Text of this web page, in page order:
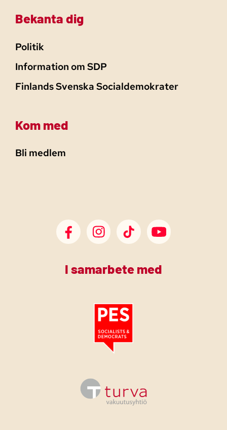
Bekanta dig
Politik
Information om SDP
Finlands Svenska Socialdemokrater
Kom med
Bli medlem
SDP Facebook
SDP Instagram
SDP TikTokSDP Youtube
I samarbete med